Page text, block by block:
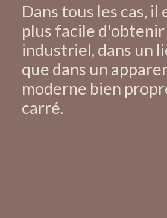
Dans tous les cas,
plus facile
industriel, dans un
que dans un
moderne bien
carré.